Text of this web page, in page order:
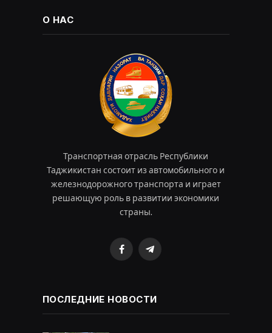
О НАС
Транспортная отрасль Республики
Таджикистан состоит из автомобильного и
железнодорожного транспорта и играет
решающую роль в развитии экономики
страны.
FacebookTelegram
ПОСЛЕДНИЕ НОВОСТИ